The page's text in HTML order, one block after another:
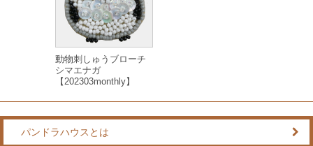
動物刺しゅうブローチ
シマエナガ
【202303monthly】
パンドラハウスとは